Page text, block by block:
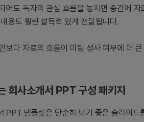
어도 독자의 관심 흐름을 놓치면 중간에 자
용도 훨씬 설득력 있게 전달됩니다.
보다 자료의 흐름이 미팅 성사 여부에 더
회사소개서 PPT 구성 패키지
PPT 템플릿은 단순히 보기 좋은 슬라이드